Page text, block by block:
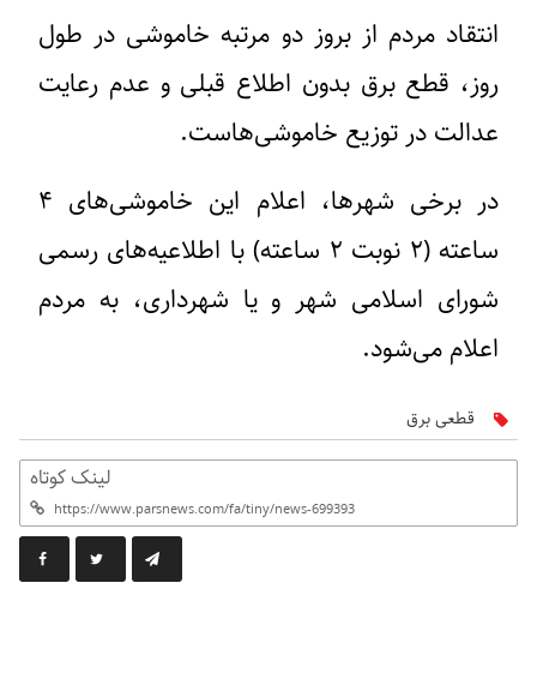
انتقاد مردم از بروز دو مرتبه خاموشی در طول
روز، قطع برق بدون اطلاع قبلی و عدم رعایت
عدالت در توزیع خاموشی‌هاست.
در برخی شهرها، اعلام این خاموشی‌های ۴
ساعته (۲ نوبت ۲ ساعته) با اطلاعیه‌های رسمی
شورای اسلامی شهر و یا شهرداری، به مردم
اعلام می‌شود.
قطعی برق
لینک کوتاه